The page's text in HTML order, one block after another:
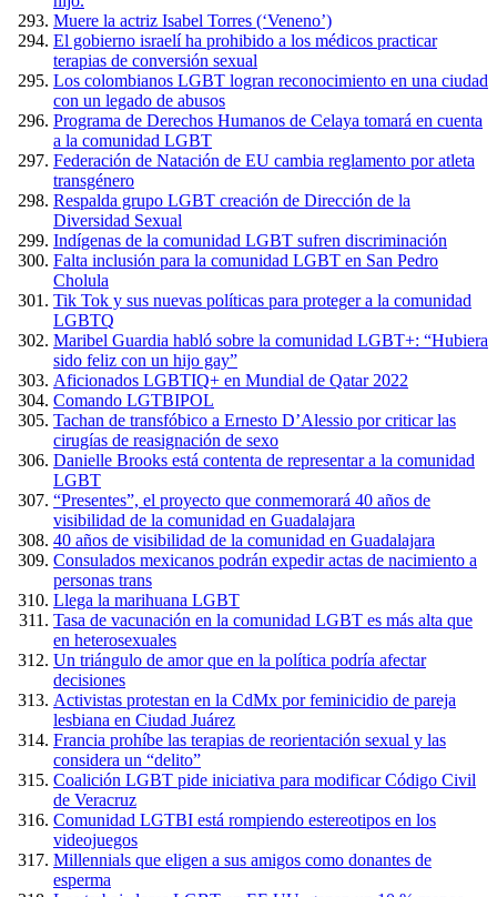
Muere la actriz Isabel Torres (‘Veneno’)
El gobierno israelí ha prohibido a los médicos practicar
terapias de conversión sexual
Los colombianos LGBT logran reconocimiento en una ciudad
con un legado de abusos
Programa de Derechos Humanos de Celaya tomará en cuenta
a la comunidad LGBT
Federación de Natación de EU cambia reglamento por atleta
transgénero
Respalda grupo LGBT creación de Dirección de la
Diversidad Sexual
Indígenas de la comunidad LGBT sufren discriminación
Falta inclusión para la comunidad LGBT en San Pedro
Cholula
Tik Tok y sus nuevas políticas para proteger a la comunidad
LGBTQ
Maribel Guardia habló sobre la comunidad LGBT+: “Hubiera
sido feliz con un hijo gay”
Aficionados LGBTIQ+ en Mundial de Qatar 2022
Comando LGTBIPOL
Tachan de transfóbico a Ernesto D’Alessio por criticar las
cirugías de reasignación de sexo
Danielle Brooks está contenta de representar a la comunidad
LGBT
“Presentes”, el proyecto que conmemorará 40 años de
visibilidad de la comunidad en Guadalajara
40 años de visibilidad de la comunidad en Guadalajara
Consulados mexicanos podrán expedir actas de nacimiento a
personas trans
Llega la marihuana LGBT
Tasa de vacunación en la comunidad LGBT es más alta que
en heterosexuales
Un triángulo de amor que en la política podría afectar
decisiones
Activistas protestan en la CdMx por feminicidio de pareja
lesbiana en Ciudad Juárez
Francia prohíbe las terapias de reorientación sexual y las
considera un “delito”
Coalición LGBT pide iniciativa para modificar Código Civil
de Veracruz
Comunidad LGTBI está rompiendo estereotipos en los
videojuegos
Millennials que eligen a sus amigos como donantes de
esperma